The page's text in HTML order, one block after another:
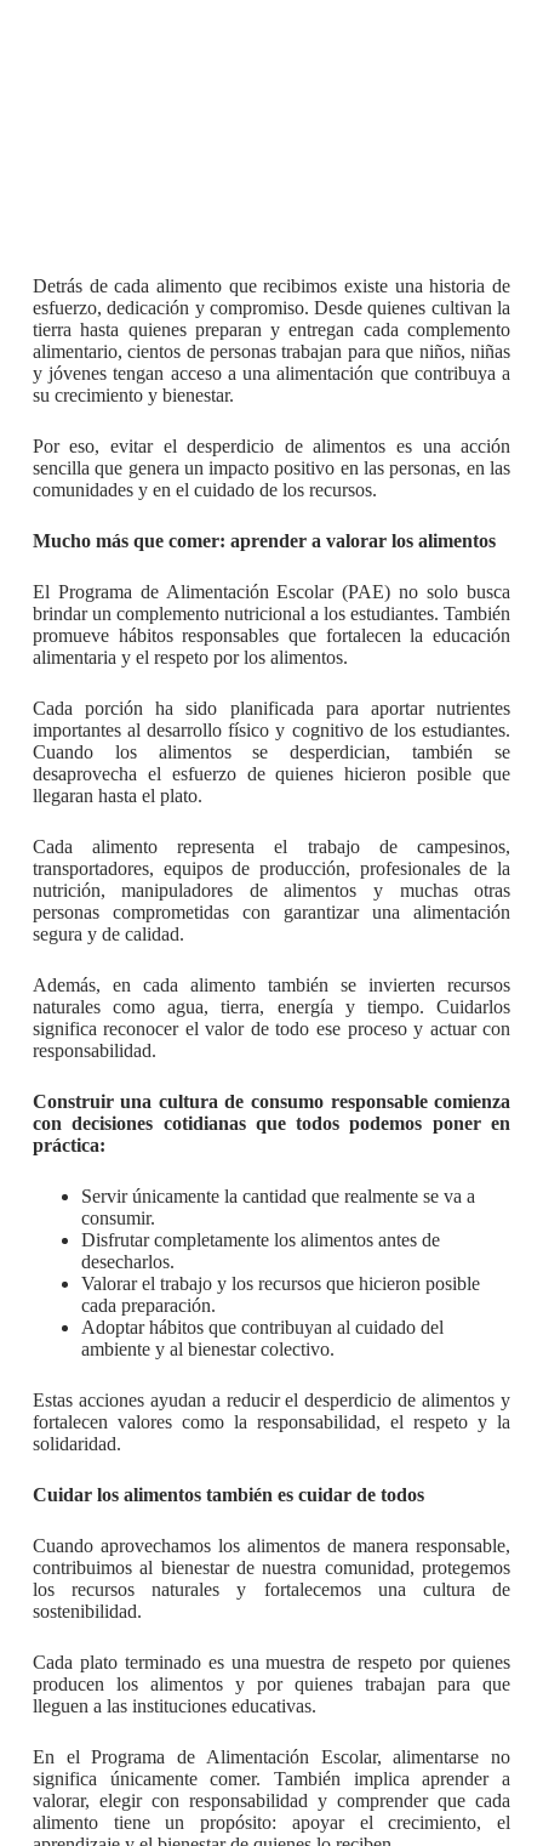
Detrás de cada alimento que recibimos existe una historia de
esfuerzo, dedicación y compromiso. Desde quienes cultivan la
tierra hasta quienes preparan y entregan cada complemento
alimentario, cientos de personas trabajan para que niños, niñas
y jóvenes tengan acceso a una alimentación que contribuya a
su crecimiento y bienestar.
Por eso, evitar el desperdicio de alimentos es una acción
sencilla que genera un impacto positivo en las personas, en las
comunidades y en el cuidado de los recursos.
Mucho más que comer: aprender a valorar los alimentos
El Programa de Alimentación Escolar (PAE) no solo busca
brindar un complemento nutricional a los estudiantes. También
promueve hábitos responsables que fortalecen la educación
alimentaria y el respeto por los alimentos.
Cada porción ha sido planificada para aportar nutrientes
importantes al desarrollo físico y cognitivo de los estudiantes.
Cuando los alimentos se desperdician, también se
desaprovecha el esfuerzo de quienes hicieron posible que
llegaran hasta el plato.
Cada alimento representa el trabajo de campesinos,
transportadores, equipos de producción, profesionales de la
nutrición, manipuladores de alimentos y muchas otras
personas comprometidas con garantizar una alimentación
segura y de calidad.
Además, en cada alimento también se invierten recursos
naturales como agua, tierra, energía y tiempo. Cuidarlos
significa reconocer el valor de todo ese proceso y actuar con
responsabilidad.
Construir una cultura de consumo responsable comienza
con decisiones cotidianas que todos podemos poner en
práctica:
Servir únicamente la cantidad que realmente se va a
consumir.
Disfrutar completamente los alimentos antes de
desecharlos.
Valorar el trabajo y los recursos que hicieron posible
cada preparación.
Adoptar hábitos que contribuyan al cuidado del
ambiente y al bienestar colectivo.
Estas acciones ayudan a reducir el desperdicio de alimentos y
fortalecen valores como la responsabilidad, el respeto y la
solidaridad.
Cuidar los alimentos también es cuidar de todos
Cuando aprovechamos los alimentos de manera responsable,
contribuimos al bienestar de nuestra comunidad, protegemos
los recursos naturales y fortalecemos una cultura de
sostenibilidad.
Cada plato terminado es una muestra de respeto por quienes
producen los alimentos y por quienes trabajan para que
lleguen a las instituciones educativas.
En el Programa de Alimentación Escolar, alimentarse no
significa únicamente comer. También implica aprender a
valorar, elegir con responsabilidad y comprender que cada
alimento tiene un propósito: apoyar el crecimiento, el